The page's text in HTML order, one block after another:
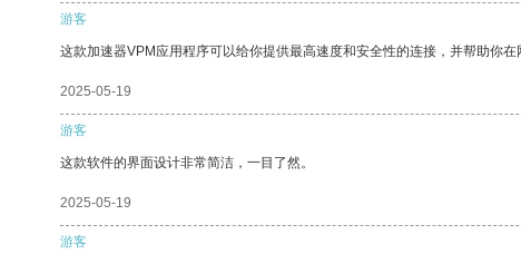
游客
这款加速器VPM应用程序可以给你提供最高速度和安全性的连接，并帮助你在
2025-05-19
游客
这款软件的界面设计非常简洁，一目了然。
2025-05-19
游客